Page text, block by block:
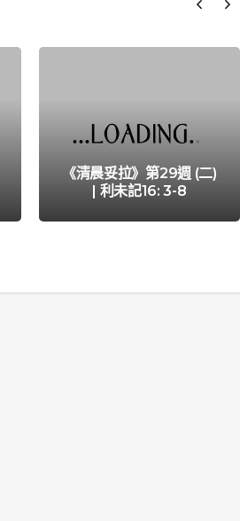
《清晨妥拉》第29週 (二)
| 利未記16: 3-8